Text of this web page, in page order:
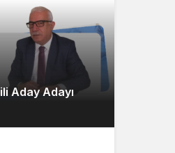
Aday Adayı